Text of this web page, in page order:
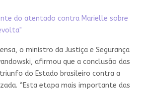
do atentado contra Marielle sobre
o ministro da Justiça e Segurança
afirmou que a conclusão das
do Estado brasileiro contra a
“Esta etapa mais importante das